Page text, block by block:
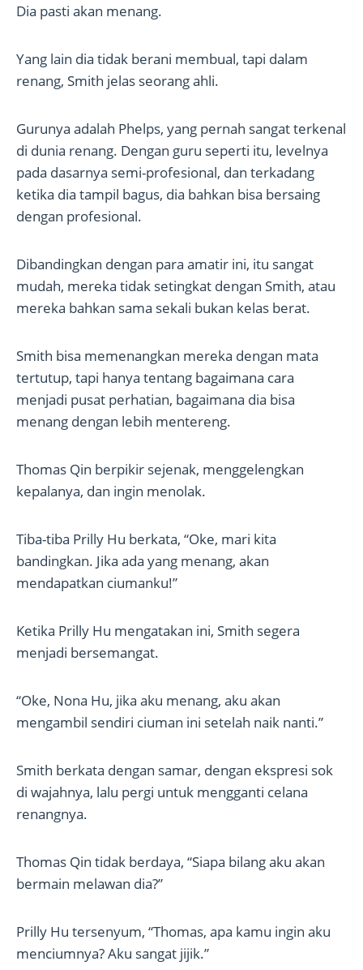
Dia pasti akan menang.
Yang lain dia tidak berani membual, tapi dalam
renang, Smith jelas seorang ahli.
Gurunya adalah Phelps, yang pernah sangat terkenal
di dunia renang. Dengan guru seperti itu, levelnya
pada dasarnya semi-profesional, dan terkadang
ketika dia tampil bagus, dia bahkan bisa bersaing
dengan profesional.
Dibandingkan dengan para amatir ini, itu sangat
mudah, mereka tidak setingkat dengan Smith, atau
mereka bahkan sama sekali bukan kelas berat.
Smith bisa memenangkan mereka dengan mata
tertutup, tapi hanya tentang bagaimana cara
menjadi pusat perhatian, bagaimana dia bisa
menang dengan lebih mentereng.
Thomas Qin berpikir sejenak, menggelengkan
kepalanya, dan ingin menolak.
Tiba-tiba Prilly Hu berkata, “Oke, mari kita
bandingkan. Jika ada yang menang, akan
mendapatkan ciumanku!”
Ketika Prilly Hu mengatakan ini, Smith segera
menjadi bersemangat.
“Oke, Nona Hu, jika aku menang, aku akan
mengambil sendiri ciuman ini setelah naik nanti.”
Smith berkata dengan samar, dengan ekspresi sok
di wajahnya, lalu pergi untuk mengganti celana
renangnya.
Thomas Qin tidak berdaya, “Siapa bilang aku akan
bermain melawan dia?”
Prilly Hu tersenyum, “Thomas, apa kamu ingin aku
menciumnya? Aku sangat jijik.”